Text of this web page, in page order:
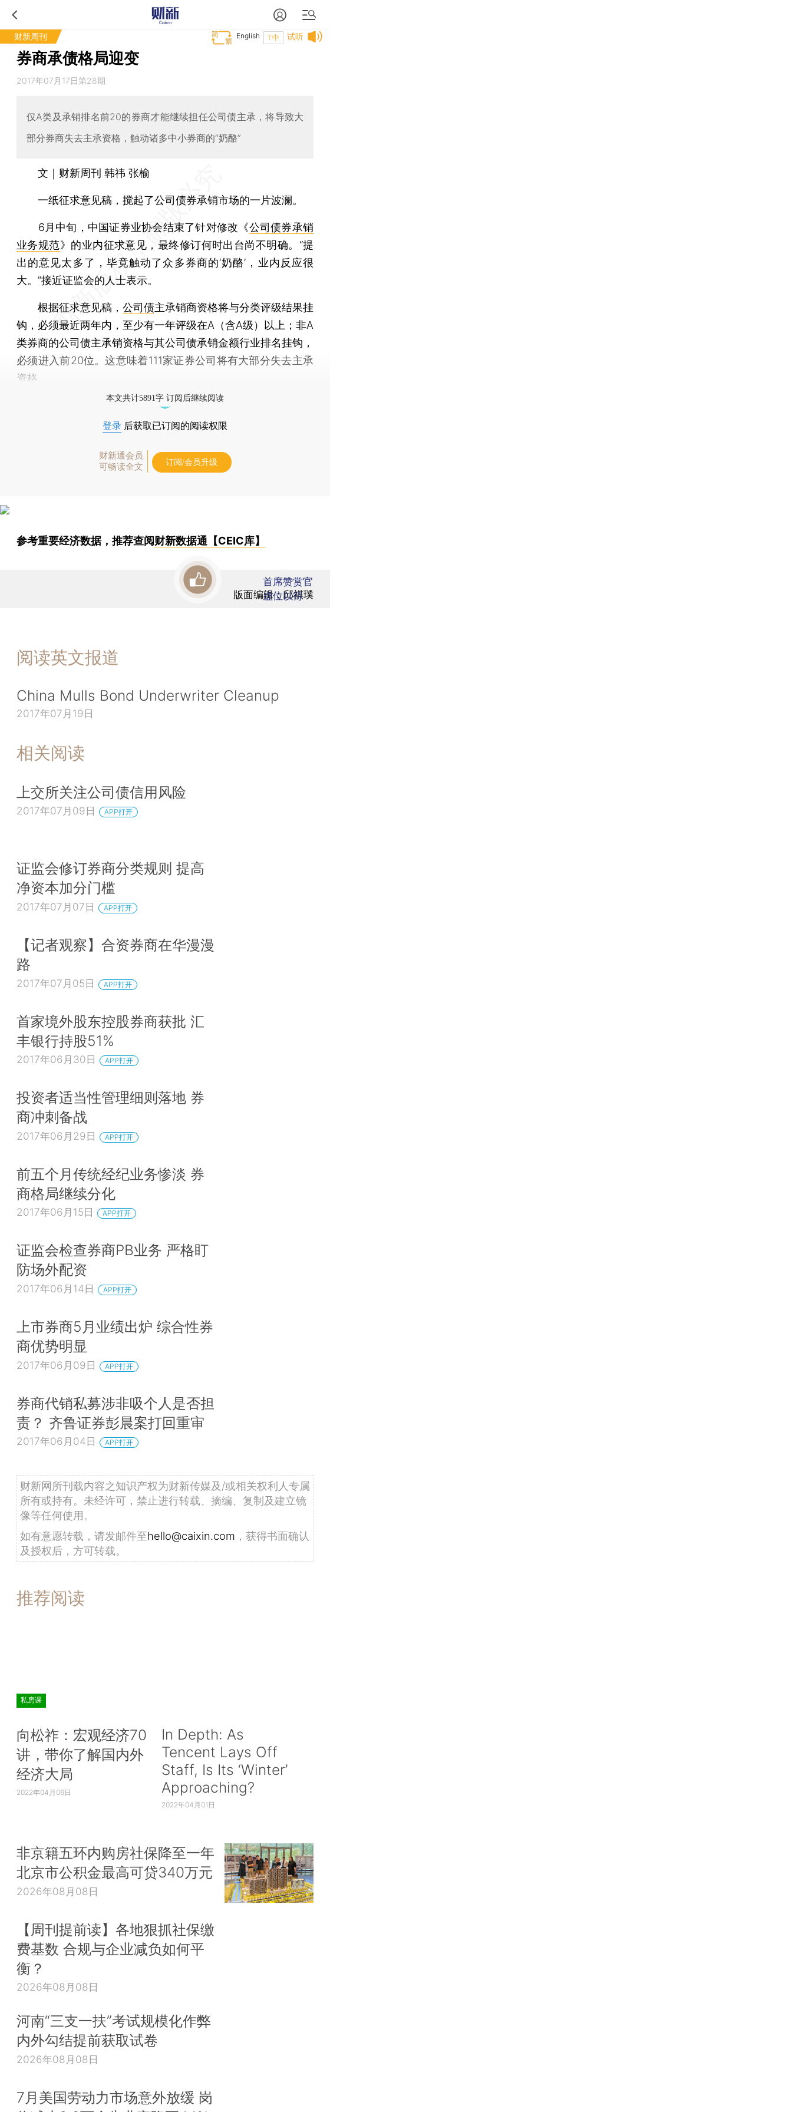
财新周刊 试听
T中
English
券商承债格局迎变
2017年07月17日第28期
仅A类及承销排名前20的券商才能继续担任公司债主承，将导致大
部分券商失去主承资格，触动诸多中小券商的“奶酪”
文｜财新周刊 韩祎 张榆
一纸征求意见稿，搅起了公司债券承销市场的一片波澜。
6月中旬，中国证券业协会结束了针对修改《公司债券承销
业务规范》的业内征求意见，最终修订何时出台尚不明确。“提
出的意见太多了，毕竟触动了众多券商的‘奶酪’，业内反应很
大。”接近证监会的人士表示。
根据征求意见稿， 公司债主承销商资格将与分类评级结果挂
钩，必须最近两年内，至少有一年评级在A（含A级）以上；非A
类券商的公司债主承销资格与其公司债承销金额行业排名挂钩，
必须进入前20位。这意味着111家证券公司将有大部分失去主承
资格。
本文共计5891字 订阅后继续阅读
登录 后获取已订阅的阅读权限
财新通会员
可畅读全文
订阅/会员升级
参考重要经济数据，推荐查阅财新数据通【CEIC库】
版面编辑：邱祺璞
首席赞赏官
虚位以待
阅读英文报道
China Mulls Bond Underwriter Cleanup
2017年07月19日
相关阅读
上交所关注公司债信用风险
2017年07月09日 APP打开
证监会修订券商分类规则 提高
净资本加分门槛
2017年07月07日 APP打开
【记者观察】合资券商在华漫漫
路
2017年07月05日 APP打开
首家境外股东控股券商获批 汇
丰银行持股51%
2017年06月30日 APP打开
投资者适当性管理细则落地 券
商冲刺备战
2017年06月29日 APP打开
前五个月传统经纪业务惨淡 券
商格局继续分化
2017年06月15日 APP打开
证监会检查券商PB业务 严格盯
防场外配资
2017年06月14日 APP打开
上市券商5月业绩出炉 综合性券
商优势明显
2017年06月09日 APP打开
券商代销私募涉非吸个人是否担
责？ 齐鲁证券彭晨案打回重审
2017年06月04日 APP打开
财新网所刊载内容之知识产权为财新传媒及/或相关权利人专属
所有或持有。未经许可，禁止进行转载、摘编、复制及建立镜
像等任何使用。
如有意愿转载，请发邮件至hello@caixin.com ，获得书面确认
及授权后，方可转载。
推荐阅读
私房课
向松祚：宏观经济70
讲，带你了解国内外
经济大局
2022年04月06日
In Depth: As
Tencent Lays Off
Staff, Is Its ‘Winter’
Approaching?
2022年04月01日
非京籍五环内购房社保降至一年
北京市公积金最高可贷340万元
2026年08月08日
【周刊提前读】各地狠抓社保缴
费基数 合规与企业减负如何平
衡？
2026年08月08日
河南“三支一扶”考试规模化作弊
内外勾结提前获取试卷
2026年08月08日
7月美国劳动力市场意外放缓 岗